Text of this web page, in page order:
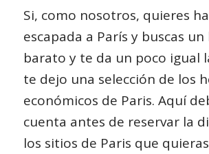
Si, como nosotros, quieres
escapada a París y buscas
barato y te da un poco igual
te dejo una selección de los
económicos de Paris. Aquí
cuenta antes de reservar la
los sitios de Paris que